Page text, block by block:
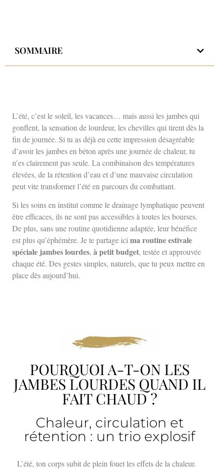
SOMMAIRE
L’été, c’est le soleil, les vacances… mais aussi les jambes qui
gonflent, la sensation de lourdeur, les chevilles qui tirent dès la
fin de journée. Si tu as déjà eu cette impression désagréable
d’avoir les jambes en béton après une journée de chaleur, tu
n’es clairement pas seule. La combinaison des températures
élevées, de la rétention d’eau et d’une mauvaise circulation
peut vite transformer l’été en parcours du combattant.
Si les soins en institut comme le drainage lymphatique peuvent
être efficaces, ils ne sont pas accessibles à toutes les bourses.
De plus, sans une routine quotidienne adaptée, leur bénéfice
est plus qu’éphémère. Je te partage icima routine estivale
spéciale jambes lourdes, à petit budget, testée et approuvée
chaque été. Des gestes simples, naturels, que tu peux mettre en
place dès aujourd’hui.
POURQUOI A-T-ON LES
JAMBES LOURDES QUAND IL
FAIT CHAUD ?
Chaleur, circulation et
rétention : un trio explosif
L’été, ton corps subit de plein fouet les effets de la chaleur.